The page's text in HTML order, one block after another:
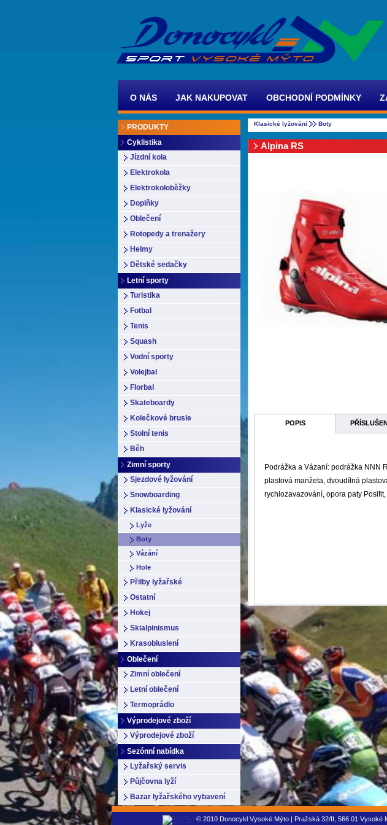
O NÁS JAK NAKUPOVAT OBCHODNÍ PODMÍNKY
PRODUKTY
Cyklistika
Jízdní kola
Elektrokola
Elektrokoloběžky
Doplňky
Oblečení
Rotopedy a trenažery
Helmy
Dětské sedačky
Letní sporty
Turistika
Fotbal
Tenis
Squash
Vodní sporty
Volejbal
Florbal
Skateboardy
Kolečkové brusle
Stolní tenis
Běh
Zimní sporty
Sjezdové lyžování
Snowboarding
Klasické lyžování
Lyže
Boty
Vázání
Hole
Přilby lyžařské
Ostatní
Hokej
Skialpinismus
Krasobluslení
Oblečení
Zimní oblečení
Letní oblečení
Termoprádlo
Výprodejové zboží
Výprodejové zboží
Sezónní nabídka
Lyžařský servis
Půjčovna lyží
Bazar lyžařského vybavení
Klasické lyžování Boty
Alpina RS
POPIS
Podrážka a Vázaní: podrážka NNN
plastová manžeta, dvoudílná
rychlozavazování, opora paty
© 2010 Donocykl Vysoké Mýto | Pražská 32/II, 566 01 Vysoké